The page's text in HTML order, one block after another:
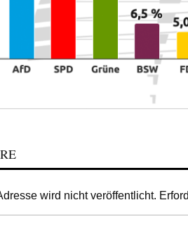
wird nicht veröffentlicht.